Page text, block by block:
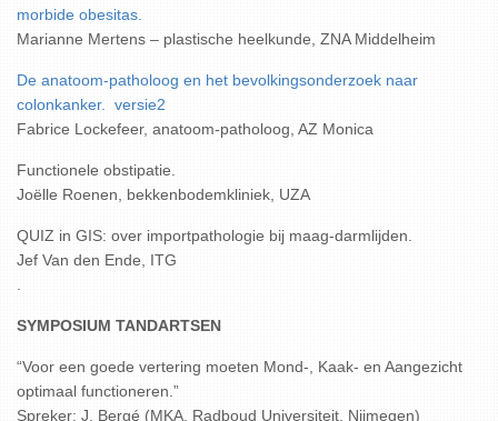
morbide obesitas.
Marianne Mertens – plastische heelkunde, ZNA Middelheim
De anatoom-patholoog en het bevolkingsonderzoek naar
colonkanker.
versie2
Fabrice Lockefeer, anatoom-patholoog, AZ Monica
Functionele obstipatie.
Joëlle Roenen, bekkenbodemkliniek, UZA
QUIZ in GIS: over importpathologie bij maag-darmlijden.
Jef Van den Ende, ITG
SYMPOSIUM TANDARTSEN
“Voor een goede vertering moeten Mond-, Kaak- en Aangezicht
optimaal functioneren.”
Spreker: J. Bergé (MKA, Radboud Universiteit, Nijmegen)